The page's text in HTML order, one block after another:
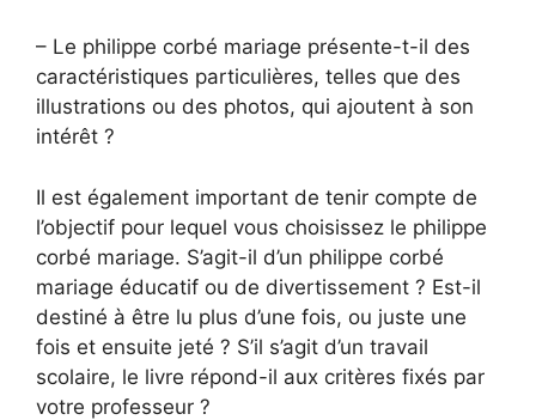
– Le philippe corbé mariage présente-t-il des
caractéristiques particulières, telles que des
illustrations ou des photos, qui ajoutent à son
intérêt ?
Il est également important de tenir compte de
l’objectif pour lequel vous choisissez le philippe
corbé mariage. S’agit-il d’un philippe corbé
mariage éducatif ou de divertissement ? Est-il
destiné à être lu plus d’une fois, ou juste une
fois et ensuite jeté ? S’il s’agit d’un travail
scolaire, le livre répond-il aux critères fixés par
votre professeur ?